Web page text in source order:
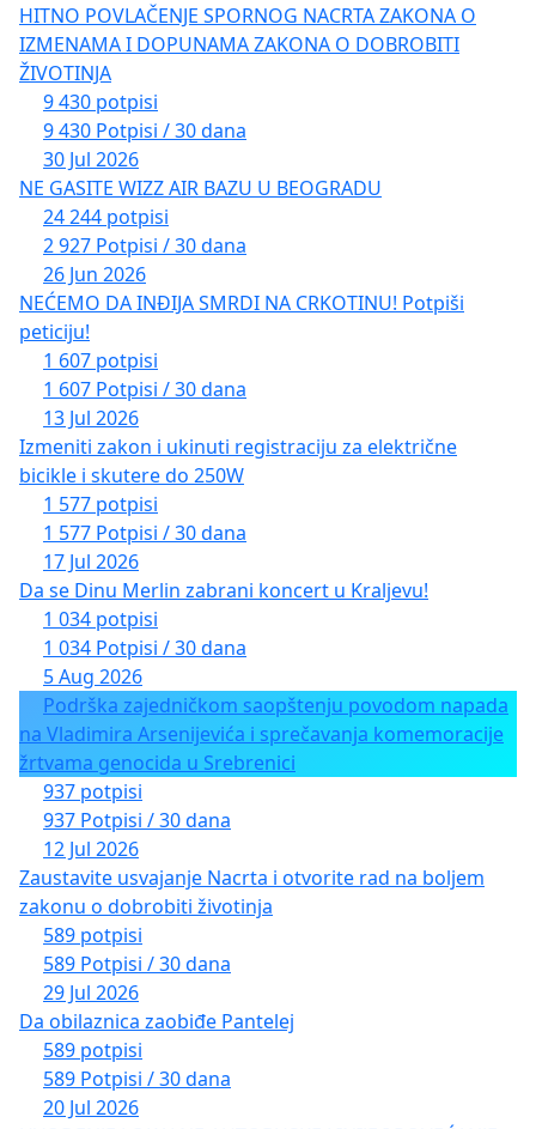
HITNO POVLAČENJE SPORNOG NACRTA ZAKONA O
IZMENAMA I DOPUNAMA ZAKONA O DOBROBITI
ŽIVOTINJA
9 430 potpisi
9 430 Potpisi / 30 dana
30 Jul 2026
NE GASITE WIZZ AIR BAZU U BEOGRADU
24 244 potpisi
2 927 Potpisi / 30 dana
26 Jun 2026
NEĆEMO DA INĐIJA SMRDI NA CRKOTINU! Potpiši
peticiju!
1 607 potpisi
1 607 Potpisi / 30 dana
13 Jul 2026
Izmeniti zakon i ukinuti registraciju za električne
bicikle i skutere do 250W
1 577 potpisi
1 577 Potpisi / 30 dana
17 Jul 2026
Da se Dinu Merlin zabrani koncert u Kraljevu!
1 034 potpisi
1 034 Potpisi / 30 dana
5 Aug 2026
Podrška zajedničkom saopštenju povodom napada
na Vladimira Arsenijevića i sprečavanja komemoracije
žrtvama genocida u Srebrenici
937 potpisi
937 Potpisi / 30 dana
12 Jul 2026
Zaustavite usvajanje Nacrta i otvorite rad na boljem
zakonu o dobrobiti životinja
589 potpisi
589 Potpisi / 30 dana
29 Jul 2026
Da obilaznica zaobiđe Pantelej
589 potpisi
589 Potpisi / 30 dana
20 Jul 2026